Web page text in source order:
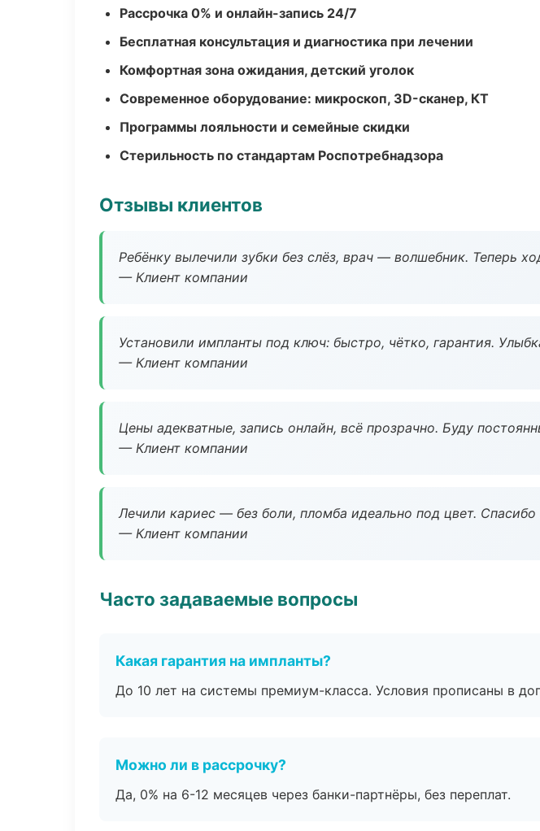
Рассрочка 0% и онлайн-запись 24/7
Бесплатная консультация и диагностика при лечении
Комфортная зона ожидания, детский уголок
Современное оборудование: микроскоп, 3D-сканер, КТ
Программы лояльности и семейные скидки
Стерильность по стандартам Роспотребнадзора
Отзывы клиентов
Ребёнку вылечили зубки без слёз, врач — волшебник. Теперь
— Клиент компании
Установили импланты под ключ: быстро, чётко, гарантия.
— Клиент компании
Цены адекватные, запись онлайн, всё прозрачно. Буду
— Клиент компании
Лечили кариес — без боли, пломба идеально под цвет. Спасибо
— Клиент компании
Часто задаваемые вопросы
Какая гарантия на импланты?
До 10 лет на системы премиум-класса. Условия прописаны в
Можно ли в рассрочку?
Да, 0% на 6-12 месяцев через банки-партнёры, без переплат.